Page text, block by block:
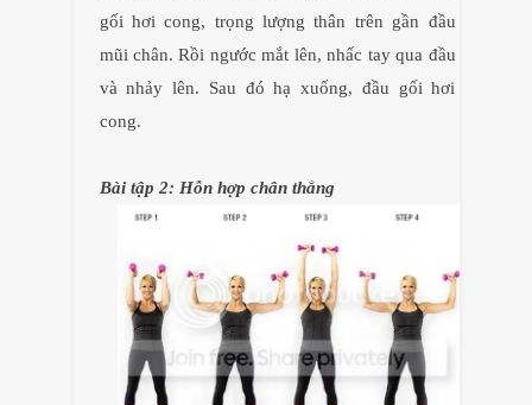
gối hơi cong, trọng lượng thân trên gần đầu
mũi chân. Rồi ngước mắt lên, nhấc tay qua đầu
và nhảy lên. Sau đó hạ xuống, đầu gối hơi
cong.
Bài tập 2: Hỗn hợp chân thẳng